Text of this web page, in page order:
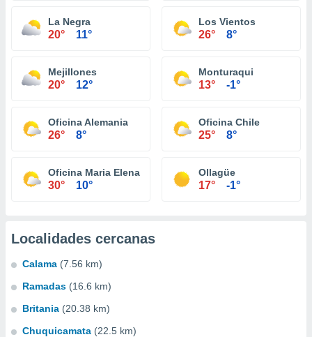
La Negra
20° 11°
Los Vientos
26° 8°
Mejillones
20° 12°
Monturaqui
13° -1°
Oficina Alemania
26° 8°
Oficina Chile
25° 8°
Oficina Maria Elena
30° 10°
Ollagüe
17° -1°
Localidades cercanas
Calama (7.56 km)
Ramadas (16.6 km)
Britania (20.38 km)
Chuquicamata (22.5 km)